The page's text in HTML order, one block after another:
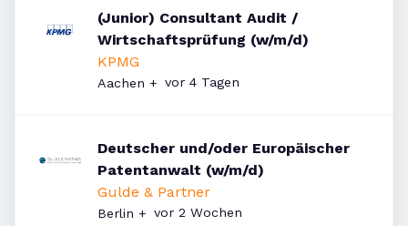
(Junior) Consultant Audit /
Wirtschaftsprüfung (w/m/d)
KPMG
Aachen + Veröffentlicht
vor 4 Tagen
Deutscher und/oder Europäischer
Patentanwalt (w/m/d)
Gulde & Partner
Berlin + Veröffentlicht:
vor 2 Wochen